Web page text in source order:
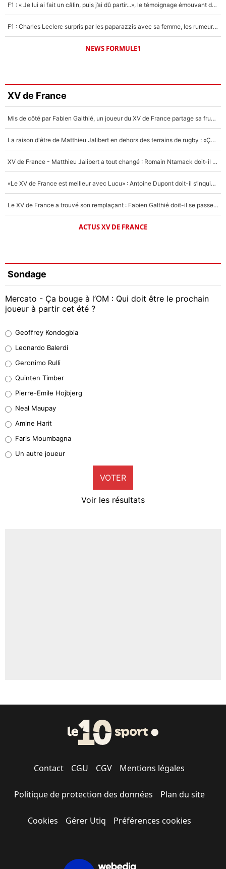
F1 : « Je lui ai fait un câlin, puis j’ai dû partir...», le témoignage émouvant de Max Verstappen sur sa fille
F1 : Charles Leclerc surpris par les paparazzis avec sa femme, les rumeurs étaient vraies !
NEWS FORMULE1
XV de France
Mis de côté par Fabien Galthié, un joueur du XV de France partage sa frustration : «ils ne me l’ont pas dit tout de suite»
La raison d'être de Matthieu Jalibert en dehors des terrains de rugby : «Ça m'atteint autant que si tu touches à un membre de ma famille»
XV de France - Matthieu Jalibert a tout changé : Romain Ntamack doit-il s’inquiéter pour sa place à un an de la Coupe du monde ?
«Le XV de France est meilleur avec Lucu» : Antoine Dupont doit-il s’inquiéter pour sa place ?
Le XV de France a trouvé son remplaçant : Fabien Galthié doit-il se passer d'Antoine Dupont ?
ACTUS XV DE FRANCE
Sondage
Mercato - Ça bouge à l’OM : Qui doit être le prochain
joueur à partir cet été ?
38%
32%
5%
1%
9%
Geoffrey Kondogbia
Leonardo Balerdi
Geronimo Rulli
Quinten Timber
Pierre-Emile Hojbjerg
Neal Maupay
Amine Harit
Faris Moumbagna
Un autre joueur
VOTER
Voir les résultats
Contact CGU CGV Mentions légales
Politique de protection des données Plan du site
Cookies Gérer Utiq Préférences cookies